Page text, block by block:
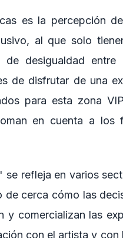
es la percepción
al que solo
de desigualdad entre
de disfrutar de una
para esta zona
en cuenta a los
refleja en varios
de cerca cómo las
y comercializan las
con el artista y con